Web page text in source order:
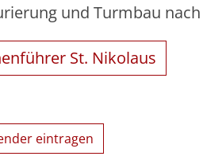
und Turmbau
St. Nikolaus
eintragen